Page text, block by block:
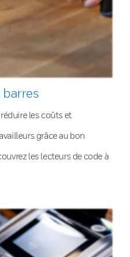
les coûts et
grâce au bon
les lecteurs de code à